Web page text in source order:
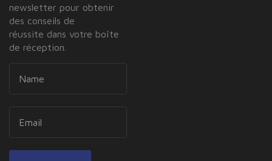
newsletter pour obtenir
des conseils de
réussite dans votre boîte
de réception.